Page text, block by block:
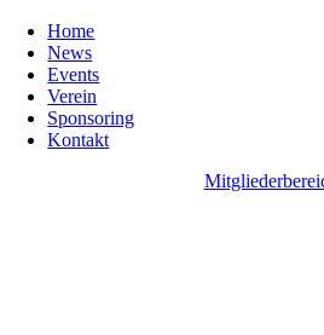
Home
News
Events
Verein
Sponsoring
Kontakt